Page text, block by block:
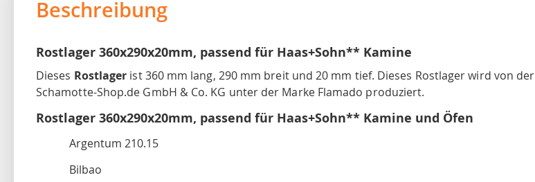
Beschreibung
Rostlager 360x290x20mm, passend für Haas+Sohn** Kamine
Dieses Rostlager ist 360 mm lang, 290 mm breit und 20 mm tief. Dieses Rostlager wird von der
Schamotte-Shop.de GmbH & Co. KG unter der Marke Flamado produziert.
Rostlager 360x290x20mm, passend für Haas+Sohn** Kamine und Öfen
Argentum 210.15
Bilbao